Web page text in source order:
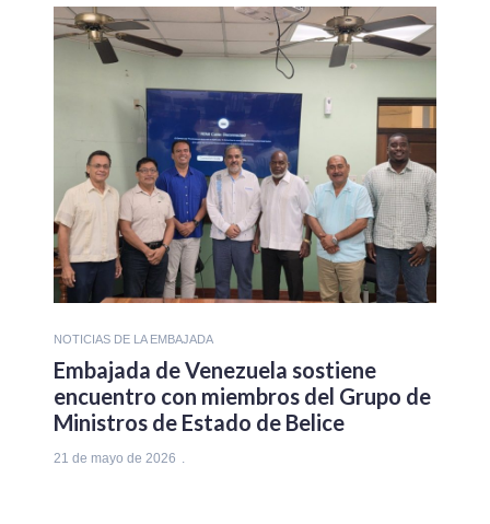
NOTICIAS DE LA EMBAJADA
Embajada de Venezuela sostiene
encuentro con miembros del Grupo de
Ministros de Estado de Belice
21 de mayo de 2026